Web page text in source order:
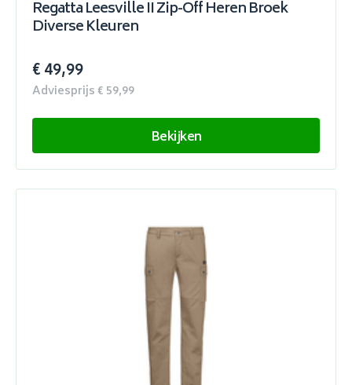
Regatta Leesville II Zip-Off Heren Broek
Diverse Kleuren
€ 49,99
Adviesprijs € 59,99
Bekijken